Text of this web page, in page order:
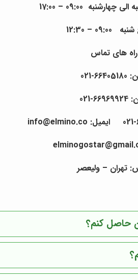
چهارشنبه 09:00 – 17:00
– 12:30
راه های تماس
021
021
ایمیل: info@elmino.co
تهران – ولیعصر
حاصل کنم؟